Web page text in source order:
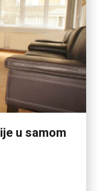
u samom